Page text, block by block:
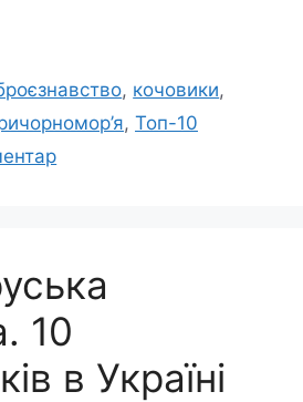
, кочовики,
, Топ-10
10
в Україні